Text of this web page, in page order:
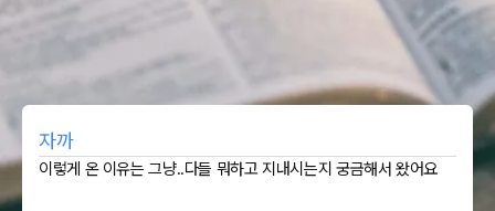
자까
이렇게 온 이유는 그냥..다들 뭐하고 지내시는지 궁금해서 왔어요